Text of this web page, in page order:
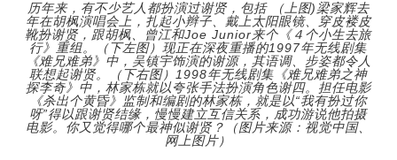
历年来，有不少艺人都扮演过谢贤，包括 （上图)梁家辉去
年在胡枫演唱会上，扎起小辫子、戴上太阳眼镜、穿皮褛皮
靴扮谢贤，跟胡枫、曾江和Joe Junior来个《４个小生去旅
行》重组。（下左图）现正在深夜重播的1997年无线剧集
《难兄难弟》中，吴镇宇饰演的谢源，其语调、步姿都令人
联想起谢贤。（下右图）1998年无线剧集《难兄难弟之神
探李奇》中，林家栋就以夸张手法扮演角色谢四。担任电影
《杀出个黄昏》监制和编剧的林家栋，就是以“我有扮过你
呀”得以跟谢贤结缘，慢慢建立互信关系，成功游说他拍摄
电影。你又觉得哪个最神似谢贤？（图片来源：视觉中国、
网上图片）